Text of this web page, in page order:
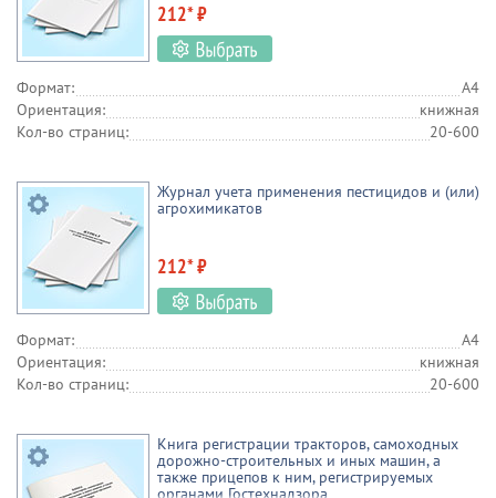
212* ₽
Формат:
А4
Ориентация:
книжная
Кол-во страниц:
20-600
Журнал учета применения пестицидов и (или)
агрохимикатов
212* ₽
Формат:
А4
Ориентация:
книжная
Кол-во страниц:
20-600
Книга регистрации тракторов, самоходных
дорожно-строительных и иных машин, а
также прицепов к ним, регистрируемых
органами Гостехнадзора